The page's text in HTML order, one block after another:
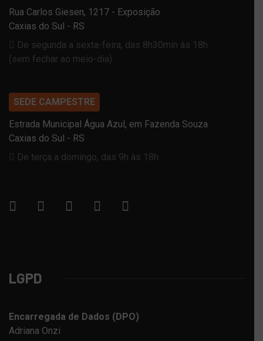
Rua Carlos Giesen, 1217 - Exposição
Caxias do Sul - RS
De segunda a sexta-feira, das 8h30min às 18h
(sem fechar ao meio-dia)
SEDE CAMPESTRE
Estrada Municipal Água Azul, em Fazenda Souza
Caxias do Sul - RS
De terça a domingo, das 9h às 18h
LGPD
Encarregada de Dados (DPO)
Adriana Onzi